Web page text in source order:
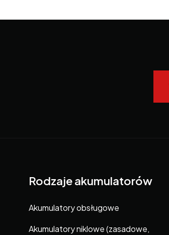
Rodzaje akumulatorów
Akumulatory obsługowe
Akumulatory niklowe (zasadowe,